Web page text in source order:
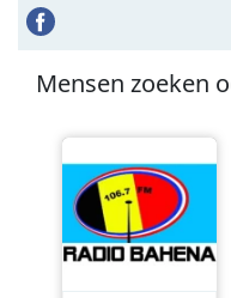
Mensen zoeken